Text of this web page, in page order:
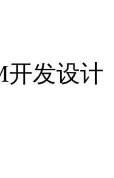
开发设计